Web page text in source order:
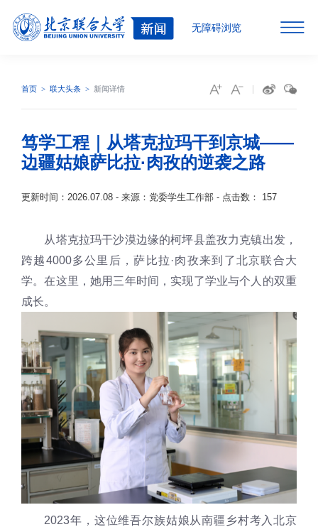
无障碍浏览
首页 联大头条 新闻详情
笃学工程｜从塔克拉玛干到京城——
边疆姑娘萨比拉·肉孜的逆袭之路
更新时间：2026.07.08 - 来源：党委学生工作部 - 点击数： 157
从塔克拉玛干沙漠边缘的柯坪县盖孜力克镇出发，
跨越4000多公里后，萨比拉·肉孜来到了北京联合大
学。在这里，她用三年时间，实现了学业与个人的双重
成长。
2023年，这位维吾尔族姑娘从南疆乡村考入北京